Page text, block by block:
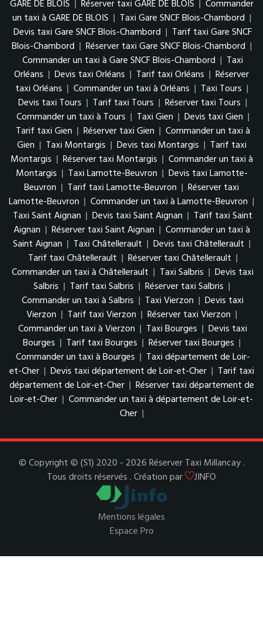
GARE DE BLOIS | Réserver taxi GARE DE BLOIS | Commander
un taxi à GARE DE BLOIS | Taxi Gare SNCF Blois-Chambord |
Devis taxi Gare SNCF Blois-Chambord | Tarif taxi Gare SNCF
Blois-Chambord | Réserver taxi Gare SNCF Blois-Chambord |
Commander un taxi à Gare SNCF Blois-Chambord | Taxi
Orléans | Devis taxi Orléans | Tarif taxi Orléans | Réserver
taxi Orléans | Commander un taxi à Orléans | Taxi Tours |
Devis taxi Tours | Tarif taxi Tours | Réserver taxi Tours |
Commander un taxi à Tours | Taxi Gien | Devis taxi Gien |
Tarif taxi Gien | Réserver taxi Gien | Commander un taxi à
Gien | Taxi Montargis | Devis taxi Montargis | Tarif taxi
Montargis | Réserver taxi Montargis | Commander un taxi à
Montargis | Taxi Lamotte-Beuvron | Devis taxi Lamotte-
Beuvron | Tarif taxi Lamotte-Beuvron | Réserver taxi
Lamotte-Beuvron | Commander un taxi à Lamotte-Beuvron |
Taxi Saint Aignan | Devis taxi Saint Aignan | Tarif taxi Saint
Aignan | Réserver taxi Saint Aignan | Commander un taxi à
Saint Aignan | Taxi Châtellerault | Devis taxi Châtellerault |
Tarif taxi Châtellerault | Réserver taxi Châtellerault |
Commander un taxi à Châtellerault | Taxi Salbris | Devis taxi
Salbris | Tarif taxi Salbris | Réserver taxi Salbris |
Commander un taxi à Salbris | Taxi Vierzon | Devis taxi
Vierzon | Tarif taxi Vierzon | Réserver taxi Vierzon |
Commander un taxi à Vierzon | Taxi Bourges | Devis taxi
Bourges | Tarif taxi Bourges | Réserver taxi Bourges |
Commander un taxi à Bourges | Taxi département de Loir-
et-Cher | Devis taxi département de Loir-et-Cher | Tarif taxi
département de Loir-et-Cher | Réserver taxi département de
Loir-et-Cher | Commander un taxi à département de Loir-et-
Cher |
© Copyright © (S1) 2020 - 2026 Réserver Taxi Millancay .
Tous droits réservés . Création par
JINFO
Mentions légales
Espace Pro